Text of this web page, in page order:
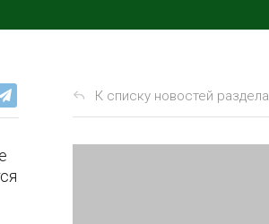
К списку новостей раздела